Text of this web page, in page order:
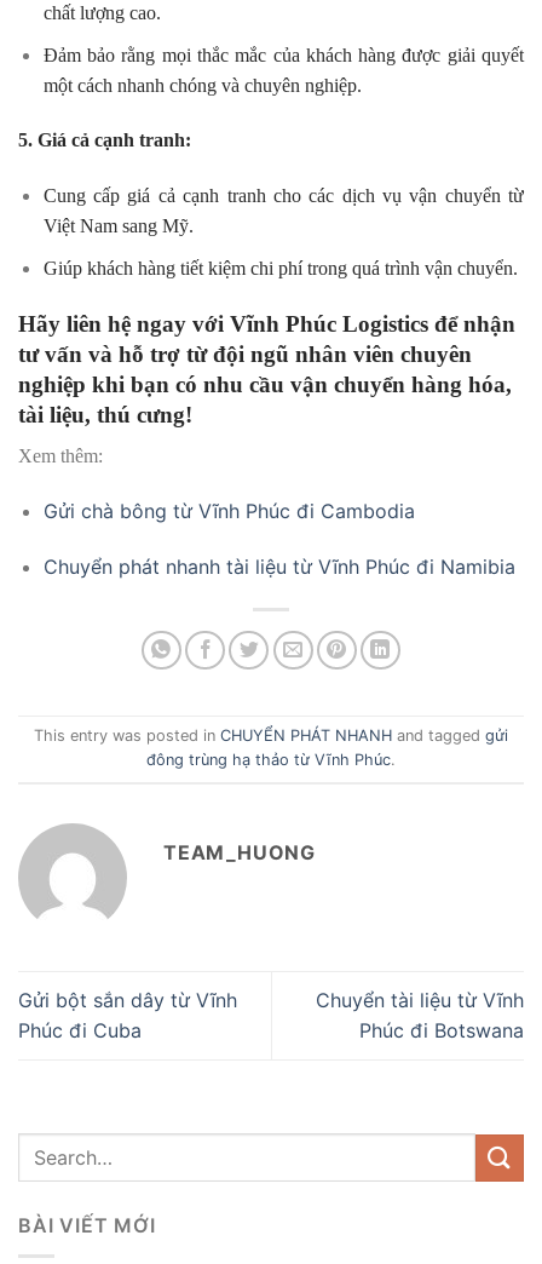
chất lượng cao.
Đảm bảo rằng mọi thắc mắc của khách hàng được giải quyết
một cách nhanh chóng và chuyên nghiệp.
5. Giá cả cạnh tranh:
Cung cấp giá cả cạnh tranh cho các dịch vụ vận chuyển từ
Việt Nam sang Mỹ.
Giúp khách hàng tiết kiệm chi phí trong quá trình vận chuyển.
Hãy liên hệ ngay với Vĩnh Phúc Logistics để nhận
tư vấn và hỗ trợ từ đội ngũ nhân viên chuyên
nghiệp khi bạn có nhu cầu vận chuyển hàng hóa,
tài liệu, thú cưng!
Xem thêm:
Gửi chà bông từ Vĩnh Phúc đi Cambodia
Chuyển phát nhanh tài liệu từ Vĩnh Phúc đi Namibia
This entry was posted in CHUYỂN PHÁT NHANH and tagged gửi
đông trùng hạ thảo từ Vĩnh Phúc.
TEAM_HUONG
Gửi bột sắn dây từ Vĩnh
Phúc đi Cuba
Chuyển tài liệu từ Vĩnh
Phúc đi Botswana
BÀI VIẾT MỚI